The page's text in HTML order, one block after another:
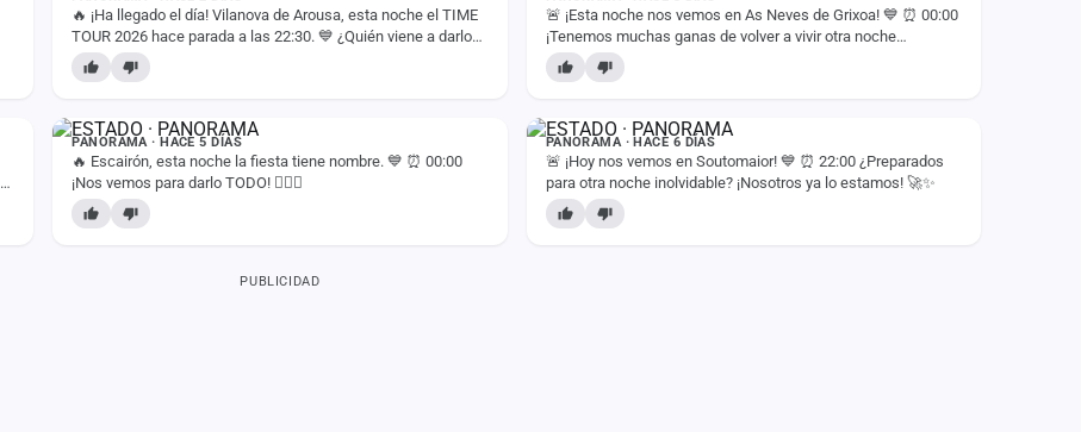
🔥 ¡Ha llegado el día! Vilanova de Arousa, esta noche el TIME
TOUR 2026 hace parada a las 22:30. 💙 ¿Quién viene a darlo
TODO? 😏🙌
🚨 ¡Esta noche nos vemos en As Neves de Grixoa! 💙 ⏰ 00:00
¡Tenemos muchas ganas de volver a vivir otra noche
inolvidable con vosotros! 🚀✨
PANORAMA · HACE 5 DÍAS
🔥 Escairón, esta noche la fiesta tiene nombre. 💙 ⏰ 00:00
¡Nos vemos para darlo TODO! ❤️‍🔥🙌
PANORAMA · HACE 6 DÍAS
🚨 ¡Hoy nos vemos en Soutomaior! 💙 ⏰ 22:00 ¿Preparados
para otra noche inolvidable? ¡Nosotros ya lo estamos! 🚀✨
PUBLICIDAD